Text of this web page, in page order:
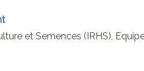
et Semences (IRHS),